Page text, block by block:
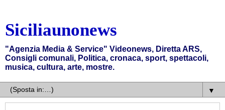
Siciliaunonews
"Agenzia Media & Service" Videonews, Diretta ARS,
Consigli comunali, Politica, cronaca, sport, spettacoli,
musica, cultura, arte, mostre.
▼